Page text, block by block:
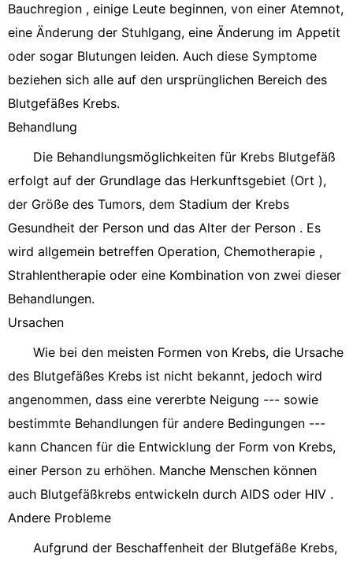
Bauchregion , einige Leute beginnen, von einer Atemnot,
eine Änderung der Stuhlgang, eine Änderung im Appetit
oder sogar Blutungen leiden. Auch diese Symptome
beziehen sich alle auf den ursprünglichen Bereich des
Blutgefäßes Krebs.
Behandlung
Die Behandlungsmöglichkeiten für Krebs Blutgefäß
erfolgt auf der Grundlage das Herkunftsgebiet (Ort ),
der Größe des Tumors, dem Stadium der Krebs
Gesundheit der Person und das Alter der Person . Es
wird allgemein betreffen Operation, Chemotherapie ,
Strahlentherapie oder eine Kombination von zwei dieser
Behandlungen.
Ursachen
Wie bei den meisten Formen von Krebs, die Ursache
des Blutgefäßes Krebs ist nicht bekannt, jedoch wird
angenommen, dass eine vererbte Neigung --- sowie
bestimmte Behandlungen für andere Bedingungen ---
kann Chancen für die Entwicklung der Form von Krebs,
einer Person zu erhöhen. Manche Menschen können
auch Blutgefäßkrebs entwickeln durch AIDS oder HIV .
Andere Probleme
Aufgrund der Beschaffenheit der Blutgefäße Krebs,